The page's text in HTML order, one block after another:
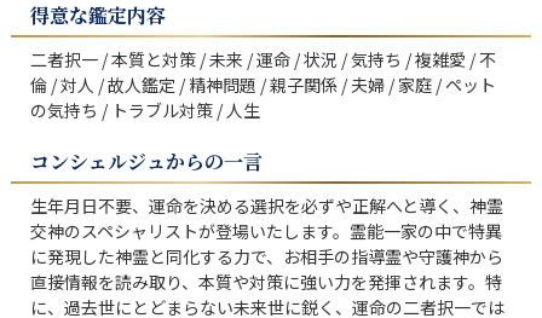
得意な鑑定内容
二者択一 / 本質と対策 / 未来 / 運命 / 状況 / 気持ち / 複雑愛 / 不
倫 / 対人 / 故人鑑定 / 精神問題 / 親子関係 / 夫婦 / 家庭 / ペット
の気持ち / トラブル対策 / 人生
コンシェルジュからの一言
生年月日不要、運命を決める選択を必ずや正解へと導く、神霊
交神のスペシャリストが登場いたします。霊能一家の中で特異
に発現した神霊と同化する力で、お相手の指導霊や守護神から
直接情報を読み取り、本質や対策に強い力を発揮されます。特
に、過去世にとどまらない未来世に鋭く、運命の二者択一では